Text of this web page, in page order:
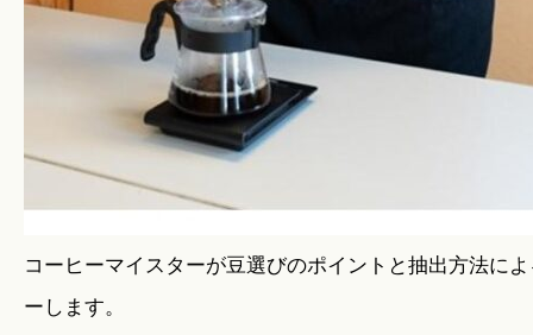
コーヒーマイスターが豆選びのポイントと抽出方法に
ーします。